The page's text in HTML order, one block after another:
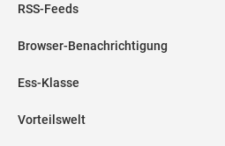
RSS-Feeds
Browser-Benachrichtigung
Ess-Klasse
Vorteilswelt